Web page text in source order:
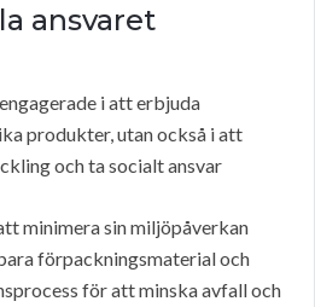
ansvaret
i att erbjuda
produkter, utan också i att
och ta socialt ansvar
minimera sin miljöpåverkan
förpackningsmaterial och
för att minska avfall och